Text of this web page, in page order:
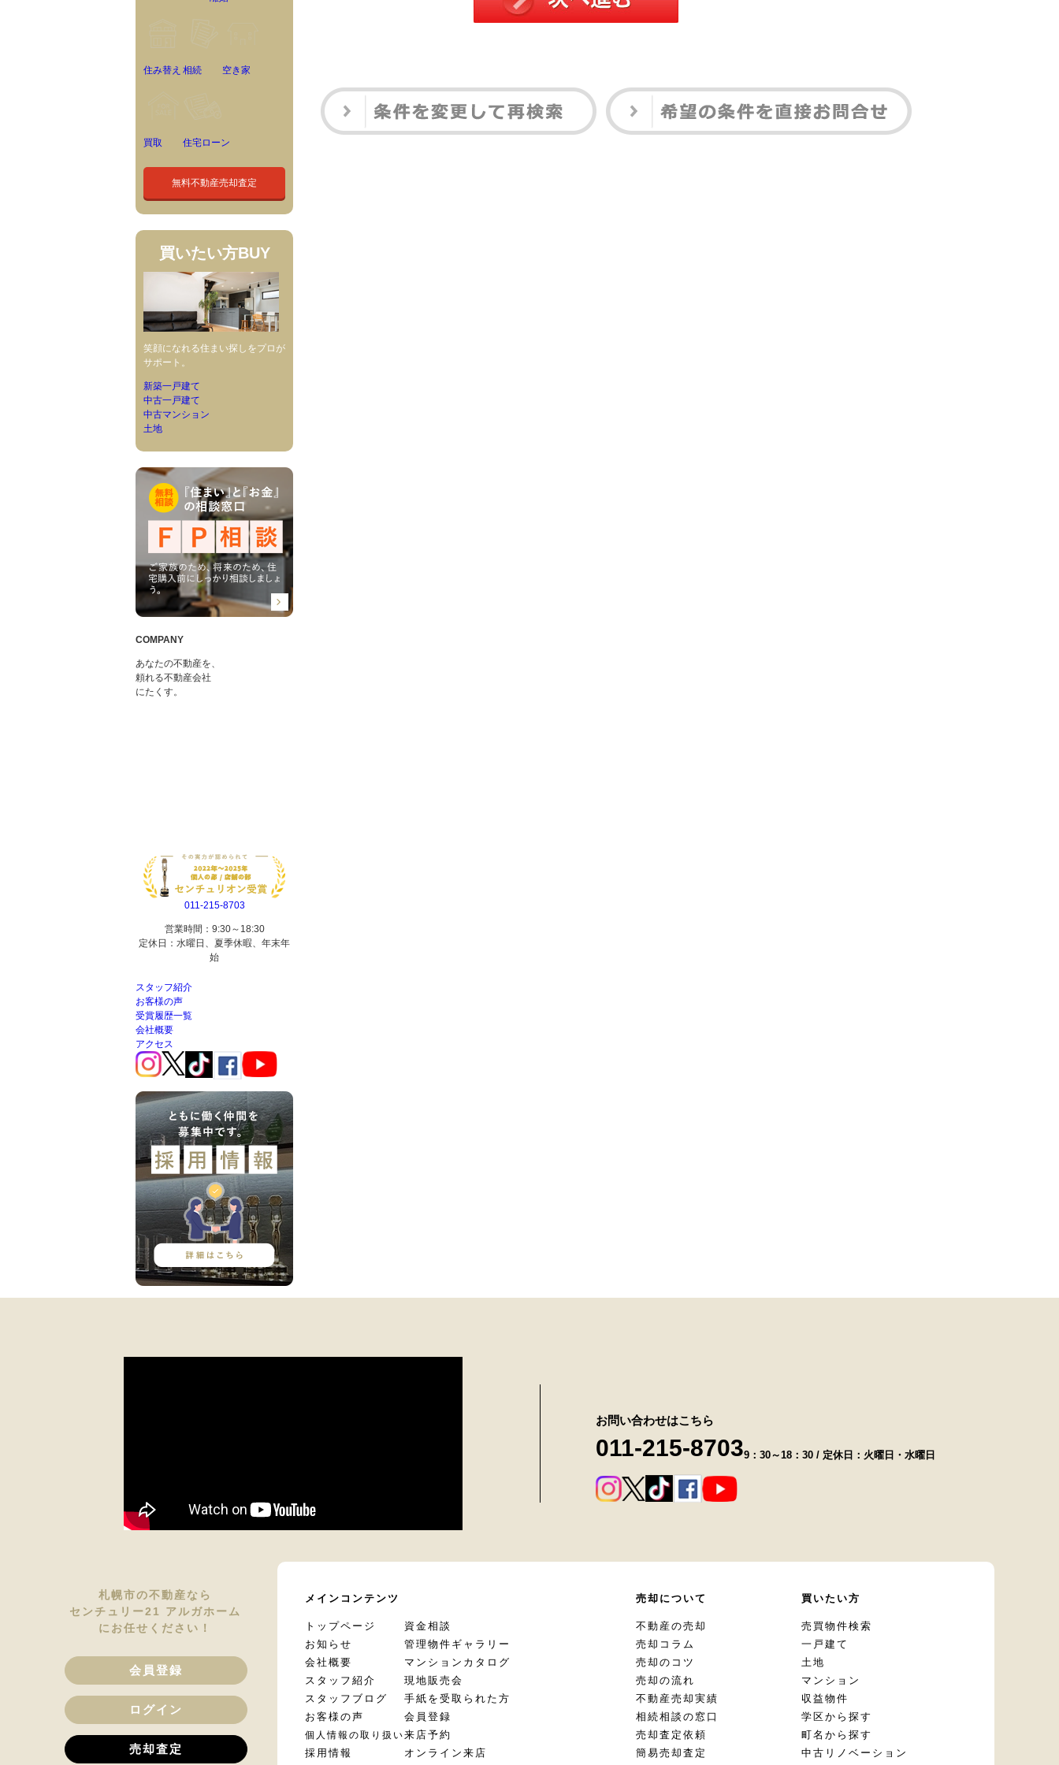
住み替え 相続 空き家
買取 住宅ローン
無料不動産売却査定
買いたい方BUY
笑顔になれる住まい探しをプロが
サポート。
新築一戸建て
中古一戸建て
中古マンション
土地
COMPANY
あなたの不動産を、
頼れる不動産会社
にたくす。
011-215-8703
営業時間：9:30～18:30
定休日：水曜日、夏季休暇、年末年
始
スタッフ紹介
お客様の声
受賞履歴一覧
会社概要
アクセス
お問い合わせはこちら
011-215-87039：30～18：30 / 定休日：火曜日・水曜日
札幌市の不動産なら
センチュリー21 アルガホーム
にお任せください！
会員登録
ログイン
売却査定
メインコンテンツ
トップページ
お知らせ
会社概要
スタッフ紹介
スタッフブログ
お客様の声
個人情報の取り扱い
採用情報
資金相談
管理物件ギャラリー
マンションカタログ
現地販売会
手紙を受取られた方
会員登録
来店予約
オンライン来店
売却について
不動産の売却
売却コラム
売却のコツ
売却の流れ
不動産売却実績
相続相談の窓口
売却査定依頼
簡易売却査定
買いたい方
売買物件検索
一戸建て
土地
マンション
収益物件
学区から探す
町名から探す
中古リノベーション